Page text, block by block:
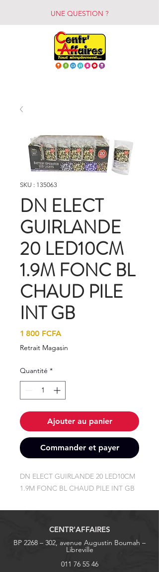
UNE QUESTION ?
SKU : 135063
DN ELECT
GUIRLANDE
20 LED10CM
1.9M FONC BL
CHAUD PILE
INT GB
1 800 FCFA
Retrait Magasin
Quantité *
Ajouter au panier
Commander et payer
DN ELECT GUIRLANDE 20 LED10CM
1.9M FONC BL CHAUD PILE INT GB
CENTR'AFFAIRES
BP 2268 – 302, avenue Augustin Boumah –
Libreville
011 76 55 46